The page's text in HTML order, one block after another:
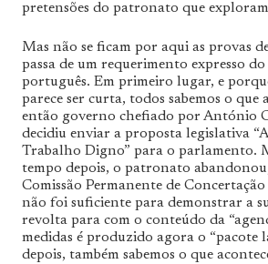
pretensões do patronato que
Mas não se ficam por aqui as provas
passa de um requerimento expresso
português. Em primeiro lugar, e
parece ser curta, todos sabemos o que
então governo chefiado por António
decidiu enviar a proposta legislativa
Trabalho Digno” para o parlamento.
tempo depois, o patronato
Comissão Permanente de
não foi suficiente para demonstrar a
revolta para com o conteúdo da
medidas é produzido agora o “pacote
depois, também sabemos o que